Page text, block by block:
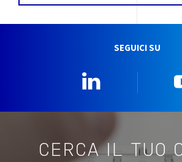
SEGUICI SU
CERCA IL TUO